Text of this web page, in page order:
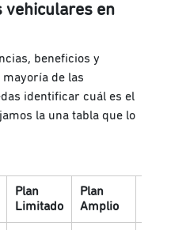
vehiculares en
beneficios y
de las
identificar cuál es el
la una tabla que lo
Plan
Limitado
Plan
Amplio